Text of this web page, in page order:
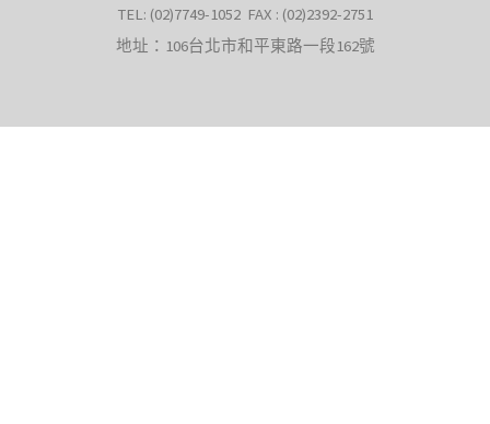
TEL: (02)7749-1052 FAX : (02)2392-2751
地址：106台北市和平東路一段162號